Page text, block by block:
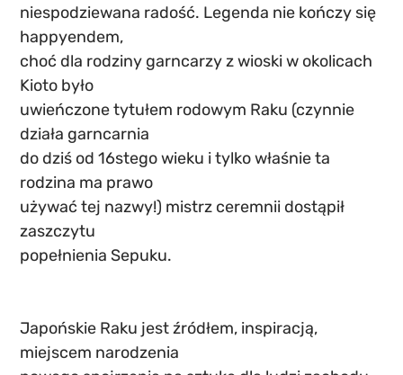
niespodziewana radość. Legenda nie kończy się
happyendem,
choć dla rodziny garncarzy z wioski w okolicach
Kioto było
uwieńczone tytułem rodowym Raku (czynnie
działa garncarnia
do dziś od 16stego wieku i tylko właśnie ta
rodzina ma prawo
używać tej nazwy!) mistrz ceremnii dostąpił
zaszczytu
popełnienia Sepuku.
Japońskie Raku jest źródłem, inspiracją,
miejscem narodzenia